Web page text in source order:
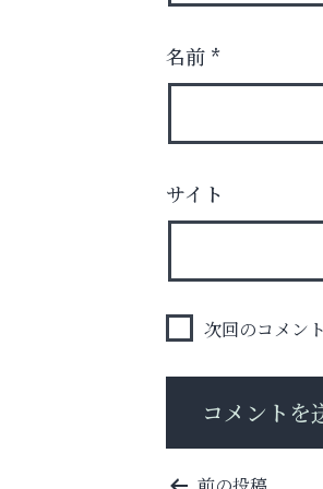
運動不足「動かな
整体院エス
名前 *
サイト
次回のコメン